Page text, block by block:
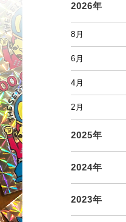
2026年
8月
6月
4月
2月
2025年
2024年
2023年